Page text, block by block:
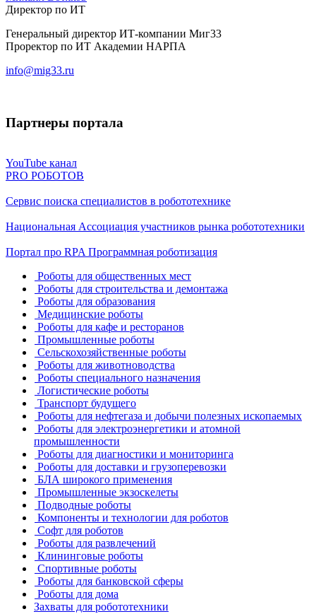
Директор по ИТ
Генеральный директор ИТ-компании Миг33
Проректор по ИТ Академии НАРПА
info@mig33.ru
Партнеры портала
YouTube канал
PRO РОБОТОВ
Сервис поиска специалистов в робототехнике
Национальная Ассоциация участников рынка робототехники
Портал про RPA Программная роботизация
Роботы для общественных мест
Роботы для строительства и демонтажа
Роботы для образования
Медицинские роботы
Роботы для кафе и ресторанов
Промышленные роботы
Сельскохозяйственные роботы
Роботы для животноводства
Роботы специального назначения
Логистические роботы
Транспорт будущего
Роботы для нефтегаза и добычи полезных ископаемых
Роботы для электроэнергетики и атомной
промышленности
Роботы для диагностики и мониторинга
Роботы для доставки и грузоперевозки
БЛА широкого применения
Промышленные экзоскелеты
Подводные роботы
Компоненты и технологии для роботов
Софт для роботов
Роботы для развлечений
Клининговые роботы
Спортивные роботы
Роботы для банковской сферы
Роботы для дома
Захваты для робототехники